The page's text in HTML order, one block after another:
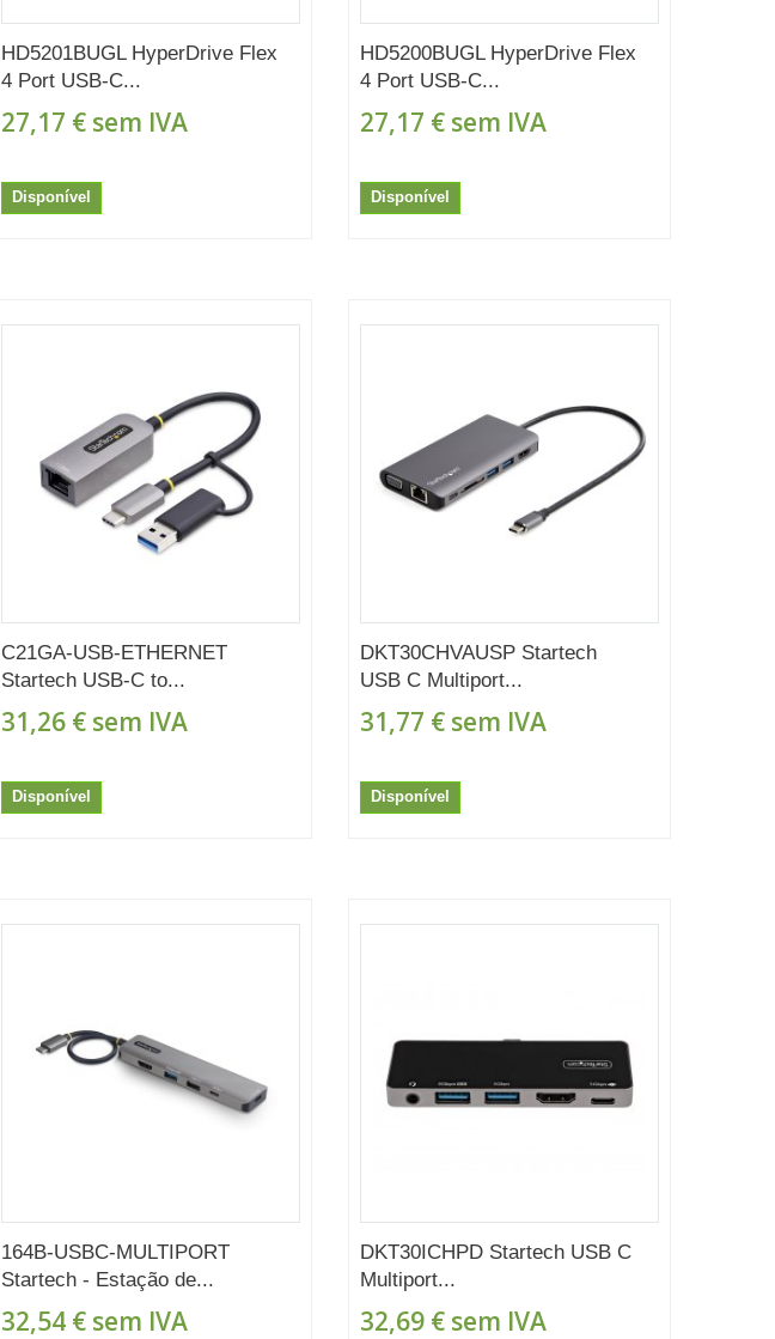
HD5201BUGL HyperDrive Flex
4 Port USB-C...
27,17 €sem IVA
Disponível
HD5200BUGL HyperDrive Flex
4 Port USB-C...
27,17 €sem IVA
Disponível
C21GA-USB-ETHERNET
Startech USB-C to...
31,26 €sem IVA
Disponível
DKT30CHVAUSP Startech
USB C Multiport...
31,77 €sem IVA
Disponível
164B-USBC-MULTIPORT
Startech - Estação de...
32,54 €sem IVA
DKT30ICHPD Startech USB C
Multiport...
32,69 €sem IVA